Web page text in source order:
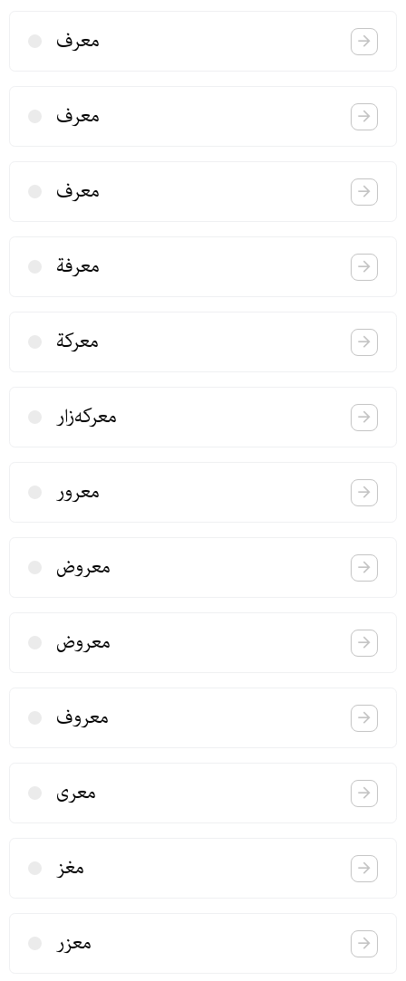
معرف
معرف
معرف
معرفة
معركة
معركه‌زار
معرور
معروض
معروض
معروف
معری
مغز
معزر